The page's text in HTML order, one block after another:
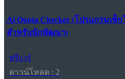
Ai Quota Checker (โปรแกรมเช็
สำหรับนักพัฒนา)
ฟรีแวร์
ดาวน์โหลด : 2